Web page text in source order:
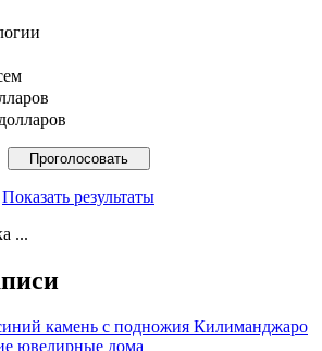
Показать результаты
...
камень с подножия Килиманджаро
ювелирные дома